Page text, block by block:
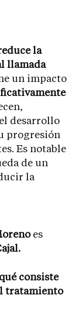
la
llamada
un impacto
desarrollo
progresión
Es notable
de un
la
es
consiste
tratamiento